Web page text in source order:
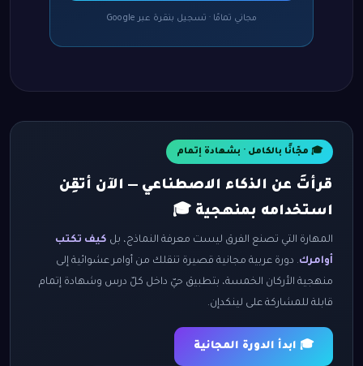
مجاني تمامًا · تسجيل بنقرة عبر Google
🎓 مجّانًا بالكامل · بشهادة إتمام
قرأتَ عن الذكاء الاصطناعي — الآن أتقِن
استخدامه بمنهجية 🎓
المهارة التي تصنع الفرق ليست معرفة النماذج، بل كيف تكتب
أوامرك. دورة عربية مجانية قصيرة تنقلك من أوامر عشوائية إلى
منهجية الأركان الخمسة، بتطبيق حيّ داخل كلّ درس وشهادة إتمام
قابلة للمشاركة على لينكدإن.
🎓 ابدأ الدورة المجانية